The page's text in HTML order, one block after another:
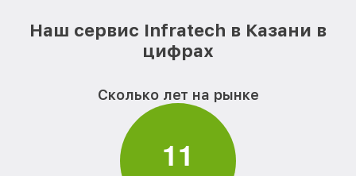
Наш сервис Infratech в Казани в
цифрах
Сколько лет на рынке
11